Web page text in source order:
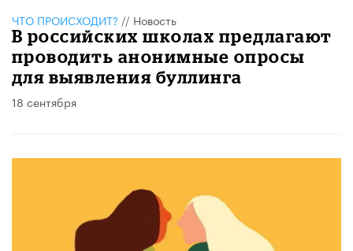
ЧТО ПРОИСХОДИТ? // Новость
В российских школах предлагают
проводить анонимные опросы
для выявления буллинга
18 сентября